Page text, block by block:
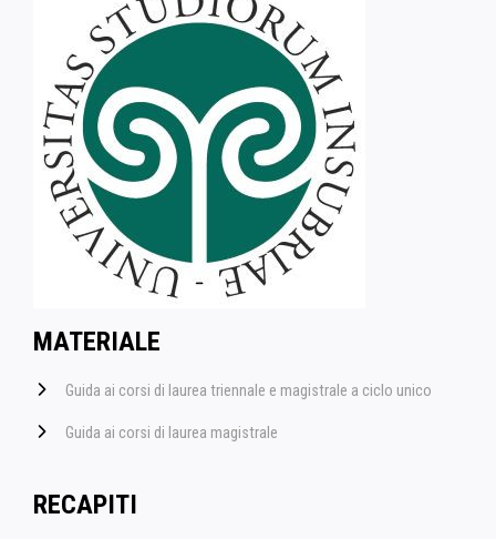
MATERIALE
Guida ai corsi di laurea triennale e magistrale a ciclo unico
Guida ai corsi di laurea magistrale
RECAPITI